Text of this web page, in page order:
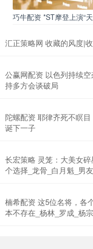
巧牛配资 *ST摩登上演“
汇正策略网 收藏的风度|
公赢网配资 以色列持续
持多方会谈破局
陀螺配资 耶律齐死不瞑
诞下一子
长宏策略 灵笼：大美女
个选择_龙骨_白月魁_男友
楠希配资 这5位名将，各
本不存在_杨林_罗成_杨